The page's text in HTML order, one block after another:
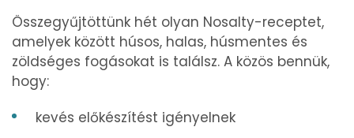
Összegyűjtöttünk hét olyan Nosalty-receptet,
amelyek között húsos, halas, húsmentes és
zöldséges fogásokat is találsz. A közös bennük,
hogy:
kevés előkészítést igényelnek